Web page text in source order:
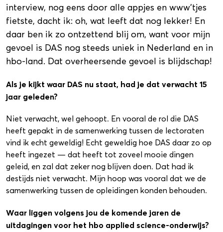
interview, nog eens door alle appjes en www’tjes
fietste, dacht ik: oh, wat leeft dat nog lekker! En
daar ben ik zo ontzettend blij om, want voor mijn
gevoel is DAS nog steeds uniek in Nederland en in
hbo-land. Dat overheersende gevoel is blijdschap!
Als je kijkt waar DAS nu staat, had je dat verwacht 15
jaar geleden?
Niet verwacht, wel gehoopt. En vooral de rol die DAS
heeft gepakt in de samenwerking tussen de lectoraten
vind ik echt geweldig! Echt geweldig hoe DAS daar zo op
heeft ingezet — dat heeft tot zoveel mooie dingen
geleid, en zal dat zeker nog blijven doen. Dat had ik
destijds niet verwacht. Mijn hoop was vooral dat we de
samenwerking tussen de opleidingen konden behouden.
Waar liggen volgens jou de komende jaren de
uitdagingen voor het hbo applied science-onderwijs?